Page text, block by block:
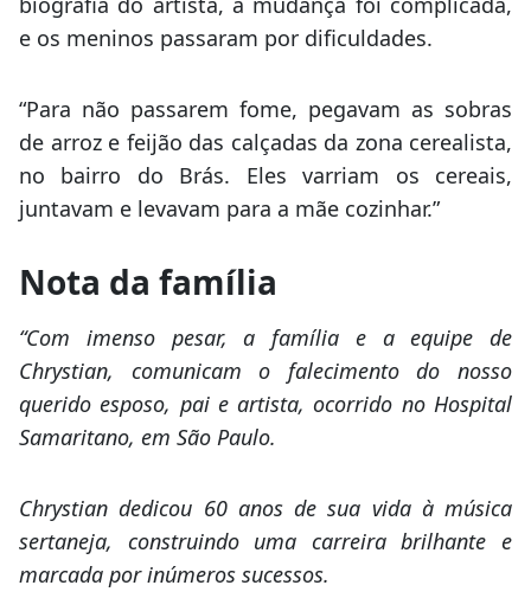
biografia do artista, a mudança foi complicada,
e os meninos passaram por dificuldades.
“Para não passarem fome, pegavam as sobras
de arroz e feijão das calçadas da zona cerealista,
no bairro do Brás. Eles varriam os cereais,
juntavam e levavam para a mãe cozinhar.”
Nota da família
“Com imenso pesar, a família e a equipe de
Chrystian, comunicam o falecimento do nosso
querido esposo, pai e artista, ocorrido no Hospital
Samaritano, em São Paulo.
Chrystian dedicou 60 anos de sua vida à música
sertaneja, construindo uma carreira brilhante e
marcada por inúmeros sucessos.